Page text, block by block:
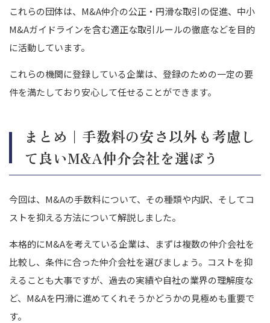
これらの団体は、M&A仲介の公正・円滑な取引の促進、中小
M&Aガイドラインを含む適正な取引ルールの徹底などを目的
に活動しています。
これらの機関に登録している企業は、登録のための一定の要
件を満たしており安心して任せることができます。
まとめ｜手数料の安さ以外も考慮し
て良いM&A仲介会社を選ぼう
今回は、M&Aの手数料について、その種類や内訳、そしてコ
ストを抑える方法について解説しました。
本格的にM&Aを考えている企業は、まずは複数の仲介会社を
比較し、条件に合った仲介会社を選びましょう。コストを抑
えることも大事ですが、過去の実績や自社の業界の理解度な
ど、M&Aを円滑に進めてくれそうかどうかの見極めも重要で
す。